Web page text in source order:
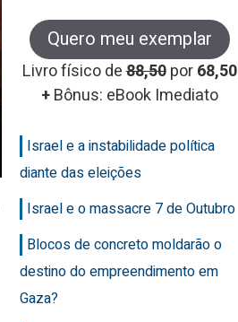
Quero meu exemplar
Livro físico de88,50 por68,50
+Bônus: eBook Imediato
Israel e a instabilidade política
diante das eleições
Israel e o massacre 7 de Outubro
Blocos de concreto moldarão o
destino do empreendimento em
Gaza?